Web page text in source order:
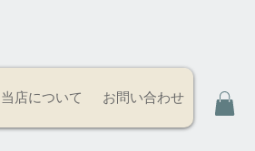
当店について お問い合わせ